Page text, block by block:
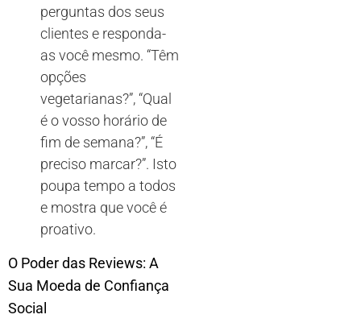
perguntas dos seus
clientes e responda-
as você mesmo. “Têm
opções
vegetarianas?”, “Qual
é o vosso horário de
fim de semana?”, “É
preciso marcar?”. Isto
poupa tempo a todos
e mostra que você é
proativo.
O Poder das Reviews: A
Sua Moeda de Confiança
Social